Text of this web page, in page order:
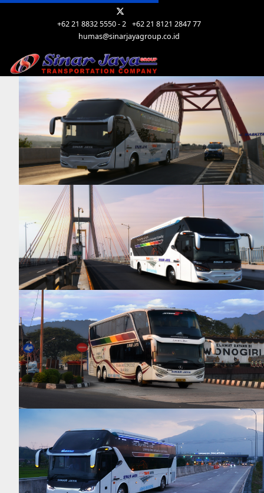
+62 21 8832 5550 - 2 +62 21 8121 2847 77
humas@sinarjayagroup.co.id